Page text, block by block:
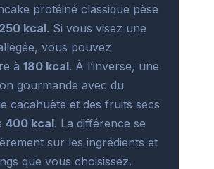
protéiné classique pèse
250 kcal. Si vous visez une
vous pouvez
à 180 kcal. À l’inverse, une
gourmande avec du
cacahuète et des fruits secs
400 kcal. La différence se
sur les ingrédients et
que vous choisissez.